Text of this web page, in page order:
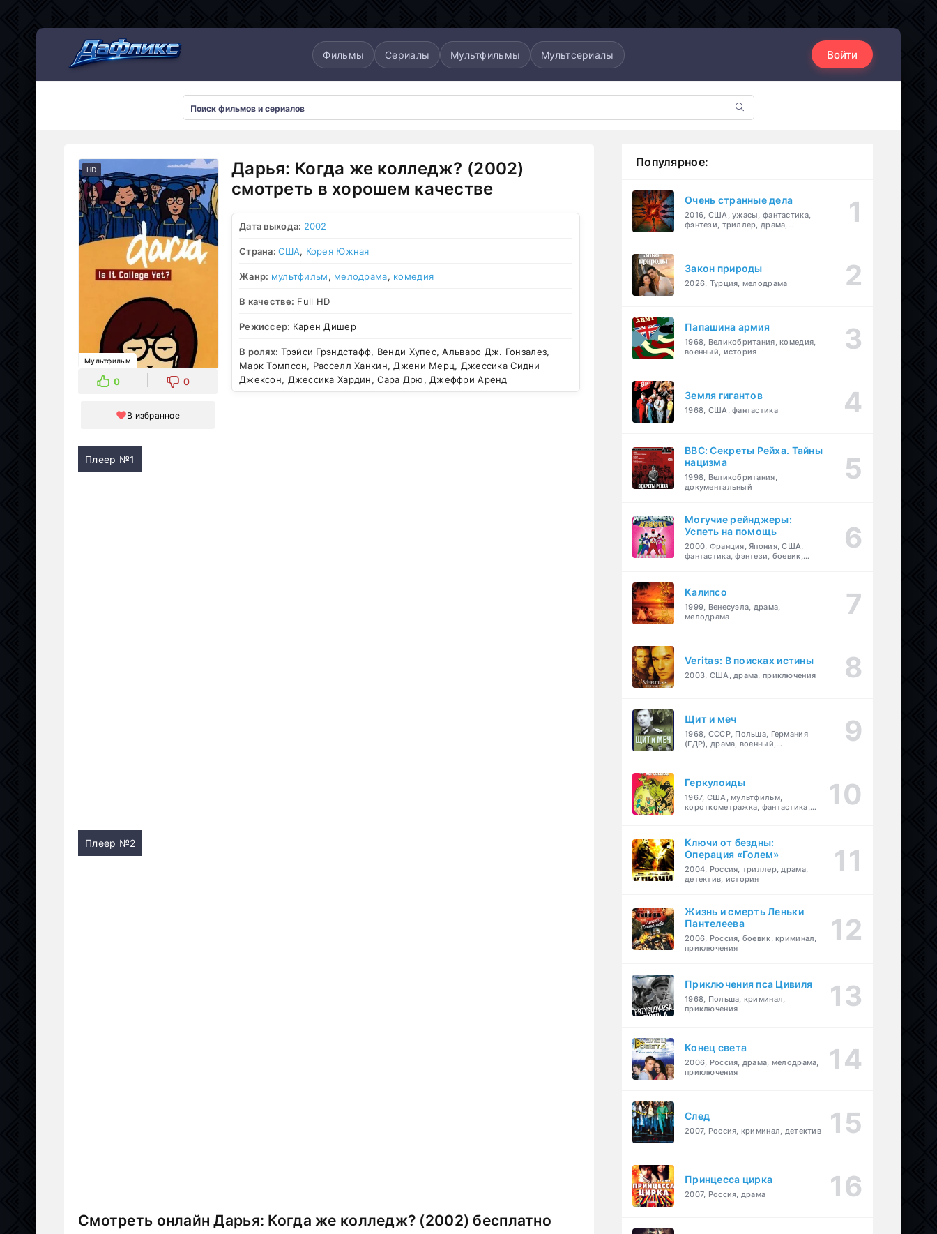
Фильмы Сериалы Мультфильмы Мультсериалы Войти
HD
Мультфильм
0 0
В избранное
Дарья: Когда же колледж? (2002)
смотреть в хорошем качестве
Дата выхода: 2002
Страна:США, Корея Южная
Жанр: мультфильм, мелодрама, комедия
В качестве: Full HD
Режиссер: Карен Дишер
В ролях: Трэйси Грэндстафф, Венди Хупес, Альваро Дж. Гонзалез,
Марк Томпсон, Расселл Ханкин, Джени Мерц, Джессика Сидни
Джексон, Джессика Хардин, Сара Дрю, Джеффри Аренд
Плеер №1
Плеер №2
Смотреть онлайн Дарья: Когда же колледж? (2002) бесплатно
Популярное:
Очень странные дела
2016, США, ужасы, фантастика,
фэнтези, триллер, драма,
Закон природы
2026, Турция, мелодрама
Папашина армия
1968, Великобритания, комедия,
военный, история
Земля гигантов
1968, США, фантастика
BBC: Секреты Рейха. Тайны
нацизма
1998, Великобритания,
документальный
Могучие рейнджеры:
Успеть на помощь
2000, Франция, Япония, США,
фантастика, фэнтези, боевик,
Калипсо
1999, Венесуэла, драма,
мелодрама
Veritas: В поисках истины
2003, США, драма, приключения
Щит и меч
1968, СССР, Польша, Германия
(ГДР), драма, военный,
Геркулоиды
1967, США, мультфильм,
короткометражка, фантастика,
Ключи от бездны:
Операция «Голем»
2004, Россия, триллер, драма,
детектив, история
Жизнь и смерть Леньки
Пантелеева
2006, Россия, боевик, криминал,
приключения
Приключения пса Цивиля
1968, Польша, криминал,
приключения
Конец света
2006, Россия, драма, мелодрама,
приключения
След
2007, Россия, криминал, детектив
Принцесса цирка
2007, Россия, драма
Мультсериалы